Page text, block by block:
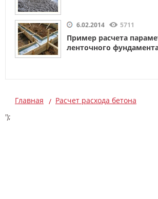
6.02.2014 5711
Пример расчета
ленточного
Главная
Расчет расхода бетона
');